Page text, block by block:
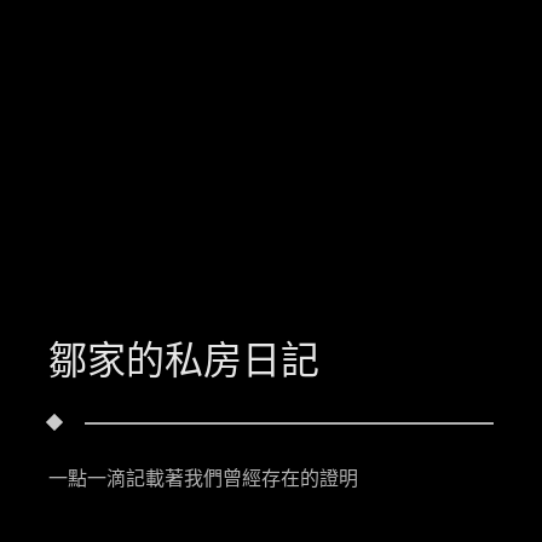
鄒家的私房日記
一點一滴記載著我們曾經存在的證明